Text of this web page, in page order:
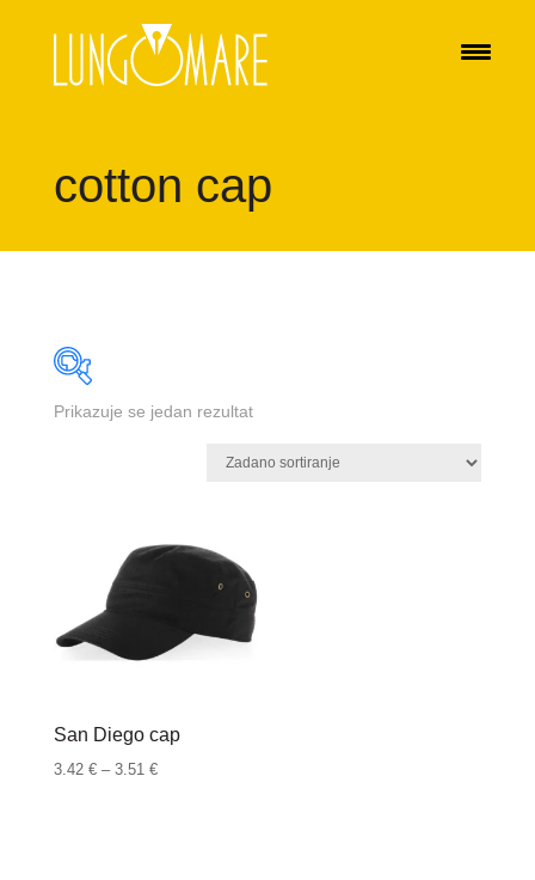
cotton cap
Prikazuje se jedan rezultat
San Diego cap
3.42 € – 3.51 €Raspon